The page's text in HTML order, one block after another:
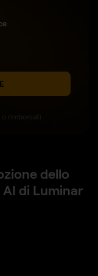
rimborsati
dello
di Luminar